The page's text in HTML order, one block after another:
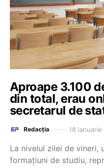
Aproape 3.100
din total, erau
secretarul de
Redacția 18
La nivelul zilei de vineri,
formațiuni de studiu,